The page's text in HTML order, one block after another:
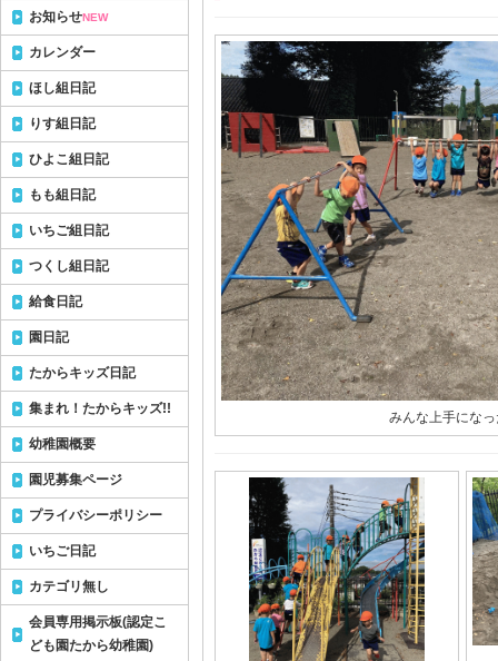
みんな上手にな
お知らせNEW
カレンダー
ほし組日記
りす組日記
ひよこ組日記
もも組日記
いちご組日記
つくし組日記
給食日記
園日記
たからキッズ日記
集まれ！たからキッズ!!
幼稚園概要
園児募集ページ
プライバシーポリシー
いちご日記
カテゴリ無し
会員専用掲示板(認定こ
ども園たから幼稚園)